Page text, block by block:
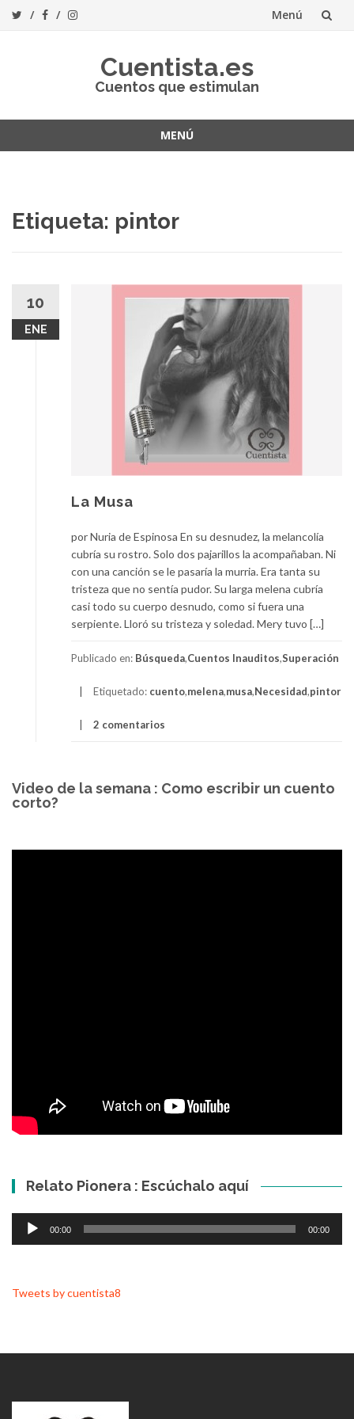
Menú
Cuentista.es
Cuentos que estimulan
MENÚ
Etiqueta: pintor
10
ENE
La Musa
por Nuria de Espinosa En su desnudez, la melancolía
cubría su rostro. Solo dos pajarillos la acompañaban. Ni
con una canción se le pasaría la murria. Era tanta su
tristeza que no sentía pudor. Su larga melena cubría
casi todo su cuerpo desnudo, como si fuera una
serpiente. Lloró su tristeza y soledad. Mery tuvo […]
Publicado en: Búsqueda,Cuentos Inauditos,Superación
Etiquetado: cuento,melena,musa,Necesidad,pintor
2 comentarios
Video de la semana : Como escribir un cuento
corto?
Relato Pionera : Escúchalo aquí
Reproductor
00:00 00:00
Tweets by cuentista8